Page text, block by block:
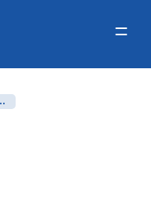
– OLDHAM – U FABRICI PEVG